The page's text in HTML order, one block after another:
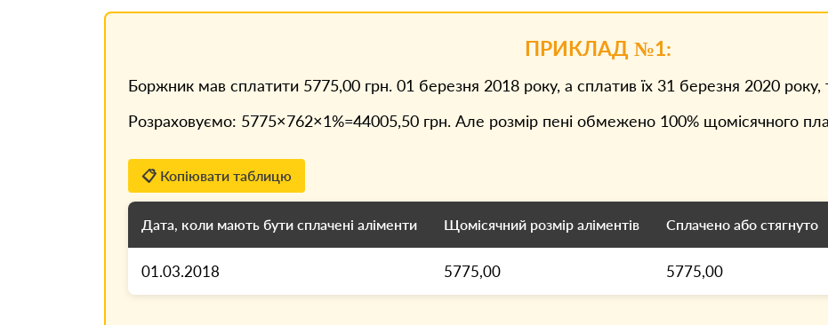
ПРИКЛАД №1:
Боржник мав сплатити 5775,00 грн. 01 березня 2018 року, а сплатив їх 31 березня 2020 року,
Розраховуємо: 5775×762×1%=44005,50 грн. Але розмір пені обмежено 100% щомісячного
📋 Копіювати таблицю
Дата, коли мають бути сплачені аліменти Щомісячний розмір аліментів Сплачено або стягнуто
01.03.2018 5775,00 5775,00